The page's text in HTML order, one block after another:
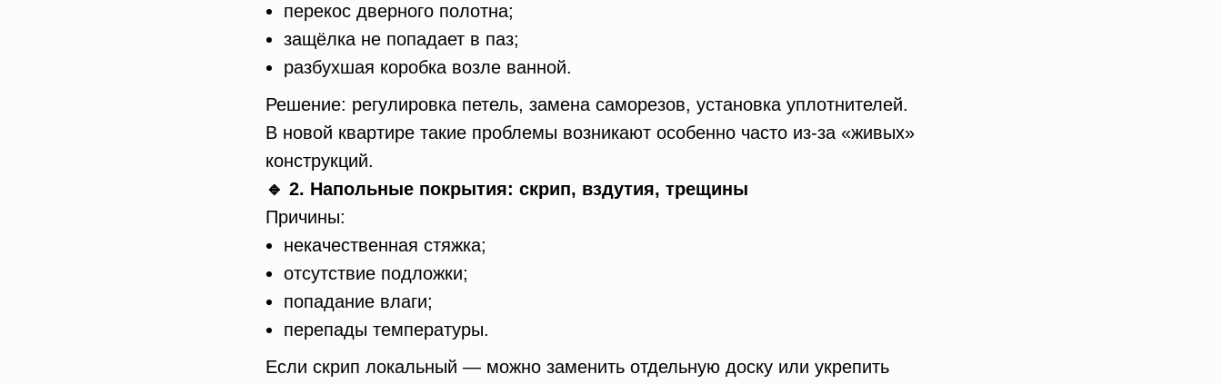
перекос дверного полотна;
защёлка не попадает в паз;
разбухшая коробка возле ванной.
Решение: регулировка петель, замена саморезов, установка уплотнителей.
В новой квартире такие проблемы возникают особенно часто из-за «живых»
конструкций.
🔹 2. Напольные покрытия: скрип, вздутия, трещины
Причины:
некачественная стяжка;
отсутствие подложки;
попадание влаги;
перепады температуры.
Если скрип локальный — можно заменить отдельную доску или укрепить